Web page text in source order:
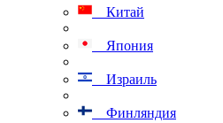
Китай
Япония
Израиль
Финляндия